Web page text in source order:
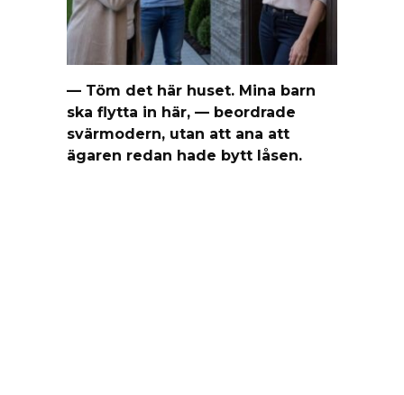
— Töm det här huset. Mina barn
ska flytta in här, — beordrade
svärmodern, utan att ana att
ägaren redan hade bytt låsen.